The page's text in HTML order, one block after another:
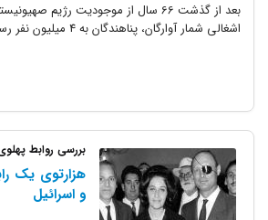
بعد از گذشت 66 سال از موجودیت رژیم
اشغالی شمار آوارگان، پناهندگان به 4 میلیون نفر رسید...
بررسی روابط پهلوی
هزارتوی یک
و اسرائیل